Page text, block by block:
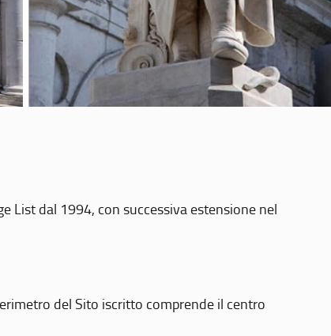
List dal 1994, con successiva estensione nel
del Sito iscritto comprende il centro